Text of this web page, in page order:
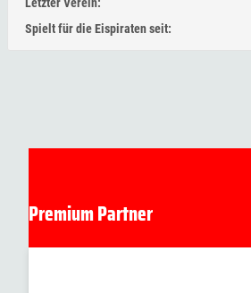
Spielt für die Eispiraten seit:
Premium Partner